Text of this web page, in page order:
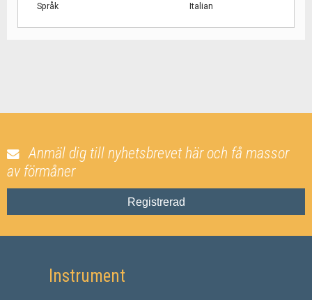
Språk Italian
Anmäl dig till nyhetsbrevet här och få massor
av förmåner
Registrerad
Instrument